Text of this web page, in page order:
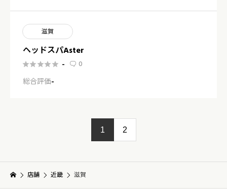
滋賀
ヘッドスパAster
 -  0
総合評価-
1 2
店舗 近畿 滋賀